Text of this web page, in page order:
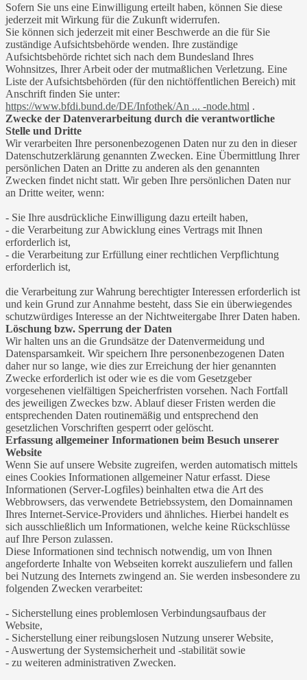
Sofern Sie uns eine Einwilligung erteilt haben, können Sie diese
jederzeit mit Wirkung für die Zukunft widerrufen.
Sie können sich jederzeit mit einer Beschwerde an die für Sie
zuständige Aufsichtsbehörde wenden. Ihre zuständige
Aufsichtsbehörde richtet sich nach dem Bundesland Ihres
Wohnsitzes, Ihrer Arbeit oder der mutmaßlichen Verletzung. Eine
Liste der Aufsichtsbehörden (für den nichtöffentlichen Bereich) mit
Anschrift finden Sie unter:
https://www.bfdi.bund.de/DE/Infothek/An ... -node.html .
Zwecke der Datenverarbeitung durch die verantwortliche
Stelle und Dritte
Wir verarbeiten Ihre personenbezogenen Daten nur zu den in dieser
Datenschutzerklärung genannten Zwecken. Eine Übermittlung Ihrer
persönlichen Daten an Dritte zu anderen als den genannten
Zwecken findet nicht statt. Wir geben Ihre persönlichen Daten nur
an Dritte weiter, wenn:
- Sie Ihre ausdrückliche Einwilligung dazu erteilt haben,
- die Verarbeitung zur Abwicklung eines Vertrags mit Ihnen
erforderlich ist,
- die Verarbeitung zur Erfüllung einer rechtlichen Verpflichtung
erforderlich ist,
die Verarbeitung zur Wahrung berechtigter Interessen erforderlich ist
und kein Grund zur Annahme besteht, dass Sie ein überwiegendes
schutzwürdiges Interesse an der Nichtweitergabe Ihrer Daten haben.
Löschung bzw. Sperrung der Daten
Wir halten uns an die Grundsätze der Datenvermeidung und
Datensparsamkeit. Wir speichern Ihre personenbezogenen Daten
daher nur so lange, wie dies zur Erreichung der hier genannten
Zwecke erforderlich ist oder wie es die vom Gesetzgeber
vorgesehenen vielfältigen Speicherfristen vorsehen. Nach Fortfall
des jeweiligen Zweckes bzw. Ablauf dieser Fristen werden die
entsprechenden Daten routinemäßig und entsprechend den
gesetzlichen Vorschriften gesperrt oder gelöscht.
Erfassung allgemeiner Informationen beim Besuch unserer
Website
Wenn Sie auf unsere Website zugreifen, werden automatisch mittels
eines Cookies Informationen allgemeiner Natur erfasst. Diese
Informationen (Server-Logfiles) beinhalten etwa die Art des
Webbrowsers, das verwendete Betriebssystem, den Domainnamen
Ihres Internet-Service-Providers und ähnliches. Hierbei handelt es
sich ausschließlich um Informationen, welche keine Rückschlüsse
auf Ihre Person zulassen.
Diese Informationen sind technisch notwendig, um von Ihnen
angeforderte Inhalte von Webseiten korrekt auszuliefern und fallen
bei Nutzung des Internets zwingend an. Sie werden insbesondere zu
folgenden Zwecken verarbeitet:
- Sicherstellung eines problemlosen Verbindungsaufbaus der
Website,
- Sicherstellung einer reibungslosen Nutzung unserer Website,
- Auswertung der Systemsicherheit und -stabilität sowie
- zu weiteren administrativen Zwecken.